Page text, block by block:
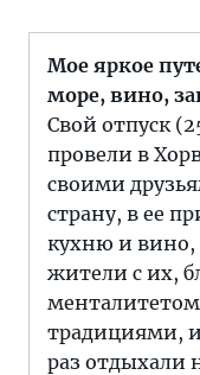
Мое яркое
море, вино,
Свой отпуск
провели в
своими
страну, в ее
кухню и вино,
жители с их,
традициями,
раз отдыхали